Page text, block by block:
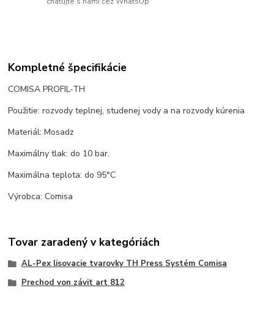
Kompletné špecifikácie
COMISA PROFIL-TH
Použitie: rozvody teplnej, studenej vody a na rozvody kúrenia
Materiál: Mosadz
Maximálny tlak: do 10 bar.
Maximálna teplota: do 95°C
Výrobca: Comisa
Tovar zaradený v kategóriách
AL-Pex lisovacie tvarovky TH Press Systém Comisa
Prechod von závit art 812